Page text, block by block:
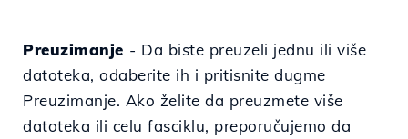
Preuzimanje - Da biste preuzeli jednu ili više
datoteka, odaberite ih i pritisnite dugme
Preuzimanje. Ako želite da preuzmete više
datoteka ili celu fasciklu, preporučujemo da